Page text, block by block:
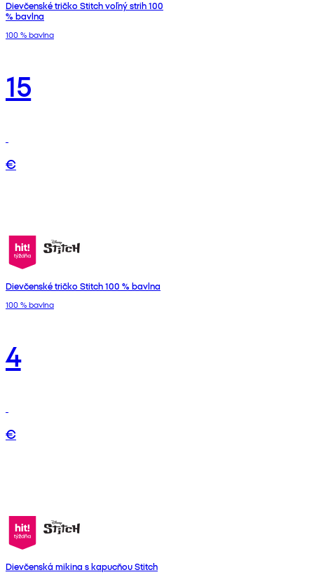
Dievčenské tričko Stitch voľný strih 100
% bavlna
100 % bavlna
15
€
Dievčenské tričko Stitch 100 % bavlna
100 % bavlna
4
€
Dievčenská mikina s kapucňou Stitch